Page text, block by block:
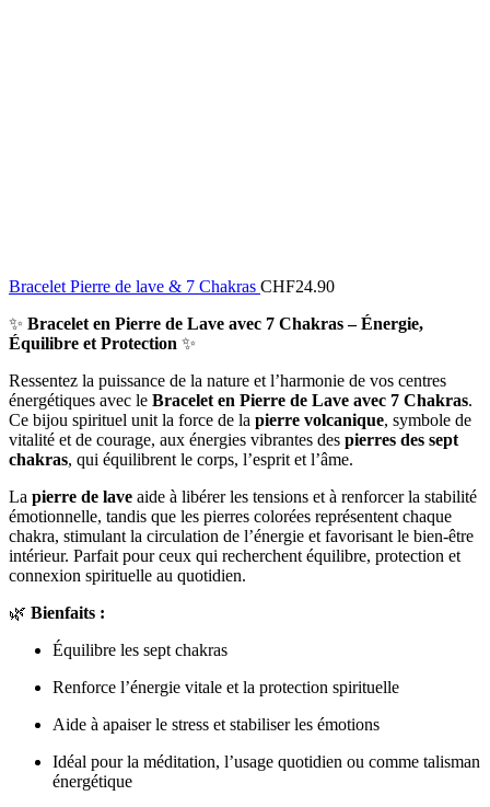
Bracelet Pierre de lave & 7 Chakras CHF24.90
✨ Bracelet en Pierre de Lave avec 7 Chakras – Énergie,
Équilibre et Protection ✨
Ressentez la puissance de la nature et l’harmonie de vos centres
énergétiques avec le Bracelet en Pierre de Lave avec 7 Chakras.
Ce bijou spirituel unit la force de la pierre volcanique, symbole de
vitalité et de courage, aux énergies vibrantes des pierres des sept
chakras, qui équilibrent le corps, l’esprit et l’âme.
La pierre de lave aide à libérer les tensions et à renforcer la stabilité
émotionnelle, tandis que les pierres colorées représentent chaque
chakra, stimulant la circulation de l’énergie et favorisant le bien-être
intérieur. Parfait pour ceux qui recherchent équilibre, protection et
connexion spirituelle au quotidien.
🌿 Bienfaits :
Équilibre les sept chakras
Renforce l’énergie vitale et la protection spirituelle
Aide à apaiser le stress et stabiliser les émotions
Idéal pour la méditation, l’usage quotidien ou comme talisman
énergétique